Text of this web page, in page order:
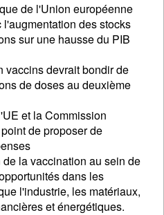
de l'Union européenne
des stocks
sur une hausse du PIB
vaccins devrait bondir de
de doses au deuxième
et la Commission
de proposer de
de la vaccination au sein de
dans les
l'industrie, les matériaux,
et énergétiques.